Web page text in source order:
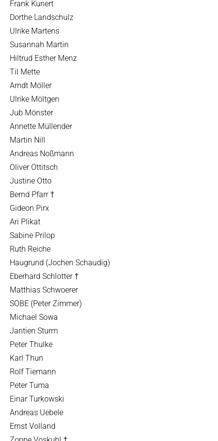
Frank Kunert
Dorthe Landschulz
Ulrike Martens
Susannah Martin
Hiltrud Esther Menz
Til Mette
Arndt Möller
Ulrike Möltgen
Jub Mönster
Annette Müllender
Martin Nill
Andreas Noßmann
Oliver Ottitsch
Justine Otto
Bernd Pfarr †
Gideon Pirx
Ari Plikat
Sabine Prilop
Ruth Reiche
Haugrund (Jochen Schaudig)
Eberhard Schlotter †
Matthias Schwoerer
SOBE (Peter Zimmer)
Michael Sowa
Jantien Sturm
Peter Thulke
Karl Thun
Rolf Tiemann
Peter Tuma
Einar Turkowski
Andreas Uebele
Ernst Volland